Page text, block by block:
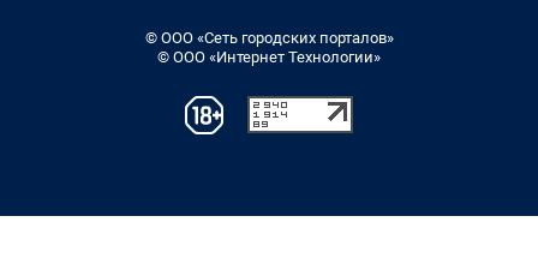
© ООО «Сеть городских порталов»
© ООО «Интернет Технологии»